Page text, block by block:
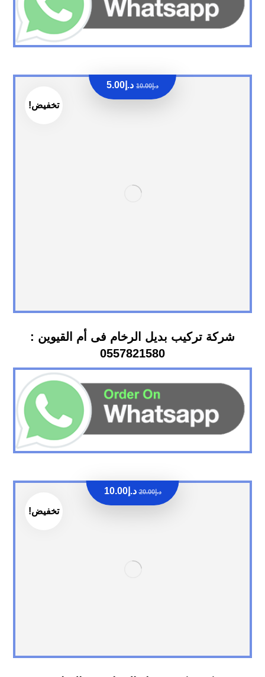
تخفيض!
شركة تركيب بديل الرخام فى أم القيوين :
0557821580
د.إ10.00 د.إ 5.00
تخفيض!
د.إ20.00 د.إ10.00